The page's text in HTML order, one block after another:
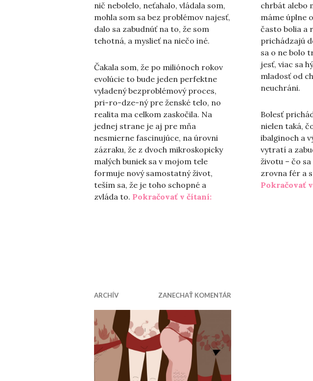
nič nebolelo, neťahalo, vládala som,
mohla som sa bez problémov najesť,
dalo sa zabudnúť na to, že som
tehotná, a myslieť na niečo iné.
Čakala som, že po miliónoch rokov
evolúcie to bude jeden perfektne
vyladený bezproblémový proces,
pri-ro-dze-ný pre ženské telo, no
realita ma celkom zaskočila. Na
jednej strane je aj pre mňa
nesmierne fascinujúce, na úrovni
zázraku, že z dvoch mikroskopicky
malých buniek sa v mojom tele
formuje nový samostatný život,
teším sa, že je toho schopné a
zvláda to. Pokračovať v čítaní:„Najkrajšie obdobie v
chrbát alebo
máme úplne
často bolia a
prichádzajú
sa o ne bolo
jesť, viac sa
mladosť od
neuchráni.
Bolesť
nielen taká,
ibalginoch a
vytratí a
životu – čo
zrovna fér a
Pokračovať
ARCHÍV ZANECHAŤ KOMENTÁR